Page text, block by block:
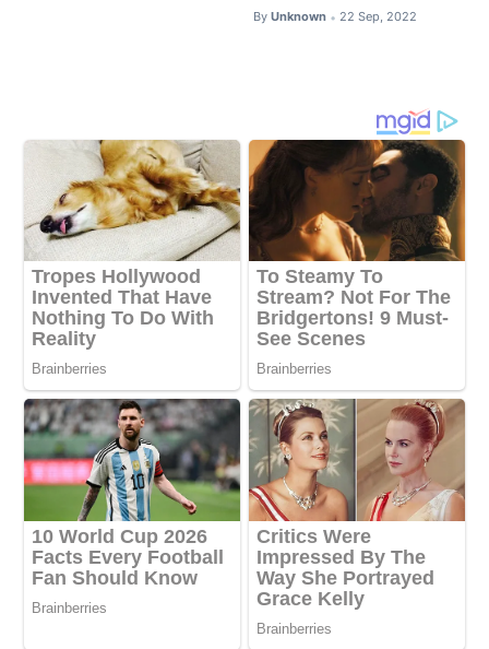
By Unknown • 22 Sep, 2022